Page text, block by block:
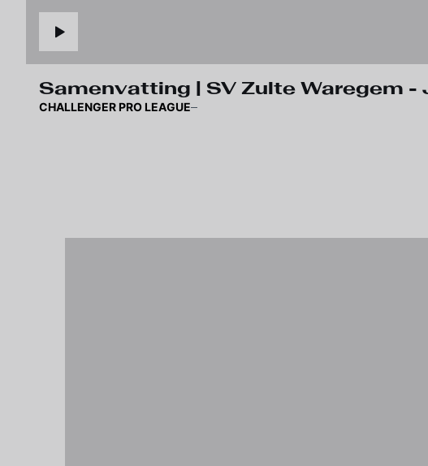
Samenvatting | SV Zulte Waregem
CHALLENGER PRO LEAGUE